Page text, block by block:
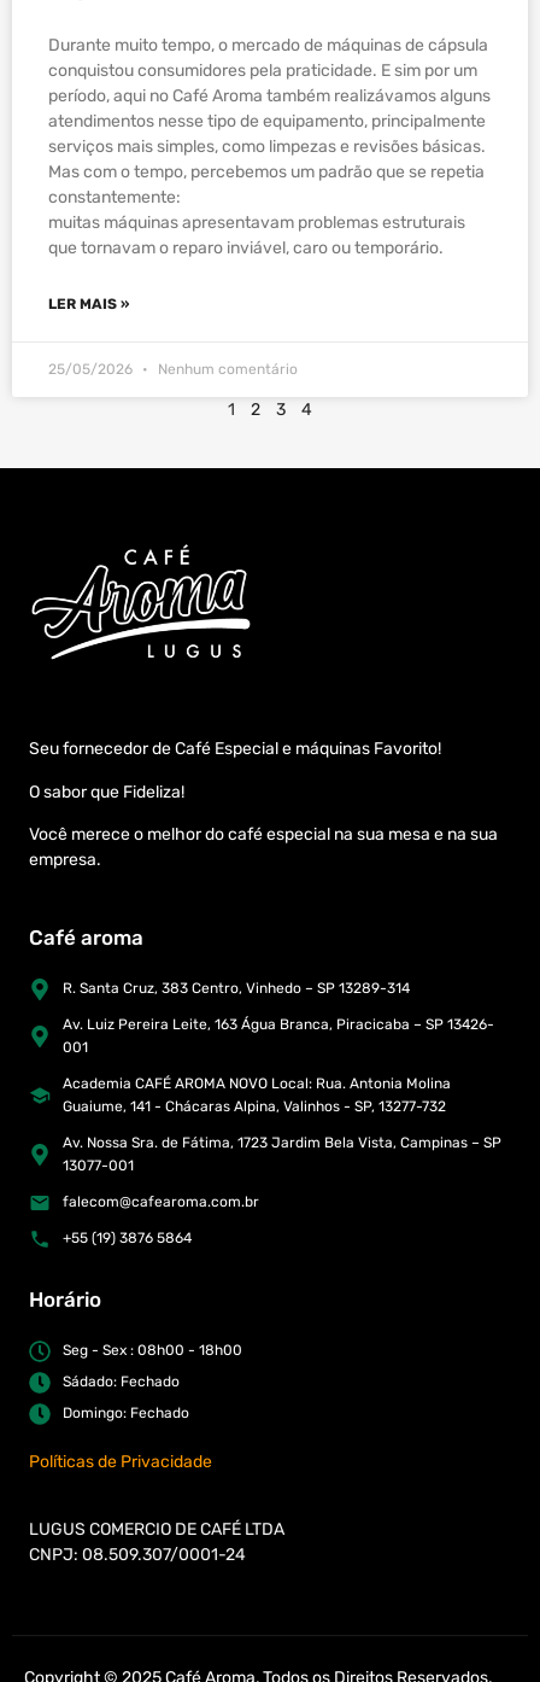
Durante muito tempo, o mercado de máquinas de cápsula
conquistou consumidores pela praticidade. E sim por um
período, aqui no Café Aroma também realizávamos alguns
atendimentos nesse tipo de equipamento, principalmente
serviços mais simples, como limpezas e revisões básicas.
Mas com o tempo, percebemos um padrão que se repetia
constantemente:
muitas máquinas apresentavam problemas estruturais
que tornavam o reparo inviável, caro ou temporário.
LER MAIS »
25/05/2026 Nenhum comentário
1 2 3 4
Seu fornecedor de Café Especial e máquinas Favorito!
O sabor que Fideliza!
Você merece o melhor do café especial na sua mesa e na sua
empresa.
Café aroma
R. Santa Cruz, 383 Centro, Vinhedo – SP 13289-314
Av. Luiz Pereira Leite, 163 Água Branca, Piracicaba – SP 13426-
001
Academia CAFÉ AROMA NOVO Local: Rua. Antonia Molina
Guaiume, 141 - Chácaras Alpina, Valinhos - SP, 13277-732
Av. Nossa Sra. de Fátima, 1723 Jardim Bela Vista, Campinas – SP
13077-001
falecom@cafearoma.com.br
+55 (19) 3876 5864
Horário
Seg - Sex : 08h00 - 18h00
Sádado: Fechado
Domingo: Fechado
Políticas de Privacidade
LUGUS COMERCIO DE CAFÉ LTDA
CNPJ: 08.509.307/0001-24
Copyright © 2025 Café Aroma, Todos os Direitos Reservados.